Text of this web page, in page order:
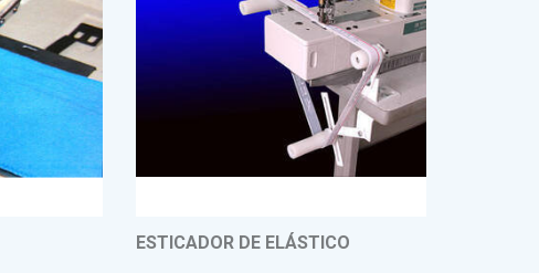
ESTICADOR DE ELÁSTICO